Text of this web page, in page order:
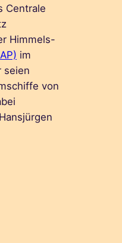
Centrale
Himmels-
im
seien
von
Hansjürgen